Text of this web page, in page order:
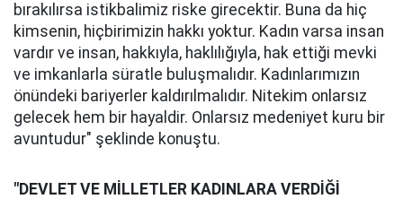
bırakılırsa istikbalimiz riske girecektir. Buna da hiç
kimsenin, hiçbirimizin hakkı yoktur. Kadın varsa insan
vardır ve insan, hakkıyla, haklılığıyla, hak ettiği mevki
ve imkanlarla süratle buluşmalıdır. Kadınlarımızın
önündeki bariyerler kaldırılmalıdır. Nitekim onlarsız
gelecek hem bir hayaldir. Onlarsız medeniyet kuru bir
avuntudur" şeklinde konuştu.
"DEVLET VE MİLLETLER KADINLARA VERDİĞİ